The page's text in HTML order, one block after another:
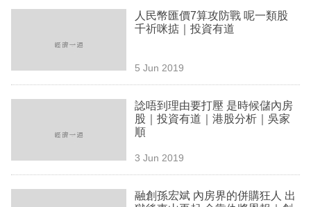
欄
區
人民幣匯價7算攻防戰 呢一類股
千祈咪掂｜投資有道
5 Jun 2019
諗唔到理由要打壓 是時候儲內房
股｜投資有道｜港股分析｜吳家
順
3 Jun 2019
融創孫宏斌 內房界的併購狂人 出